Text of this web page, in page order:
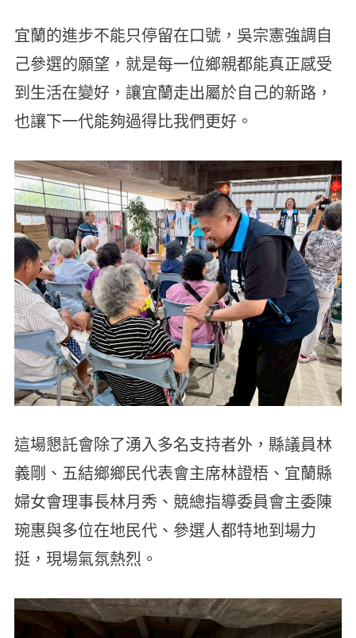
宜蘭的進步不能只停留在口號，吳宗憲強調自
己參選的願望，就是每一位鄉親都能真正感受
到生活在變好，讓宜蘭走出屬於自己的新路，
也讓下一代能夠過得比我們更好。
這場懇託會除了湧入多名支持者外，縣議員林
義剛、五結鄉鄉民代表會主席林證梧、宜蘭縣
婦女會理事長林月秀、競總指導委員會主委陳
琬惠與多位在地民代、參選人都特地到場力
挺，現場氣氛熱烈。